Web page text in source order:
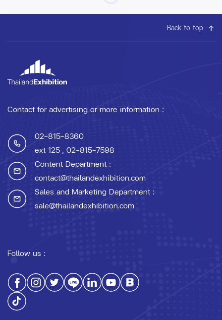
Back to top
Contact for advertising or more information :
02-815-8360
ext 125 , 02-815-7598
Content Department :
contact@thailandexhibition.com
Sales and Marketing Department :
sale@thailandexhibition.com
Follow us :